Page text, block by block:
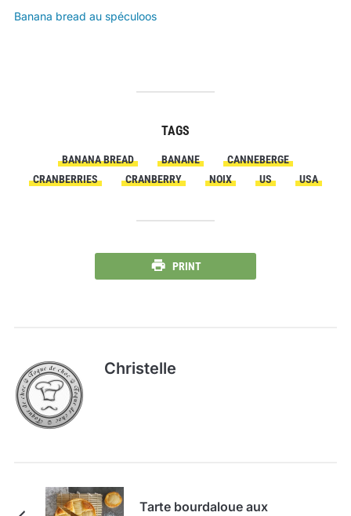
Banana bread au spéculoos
TAGS
BANANA BREAD BANANE
CANNEBERGE
CRANBERRIES
CRANBERRY NOIX US USA
PRINT
Christelle
Tarte bourdaloue aux